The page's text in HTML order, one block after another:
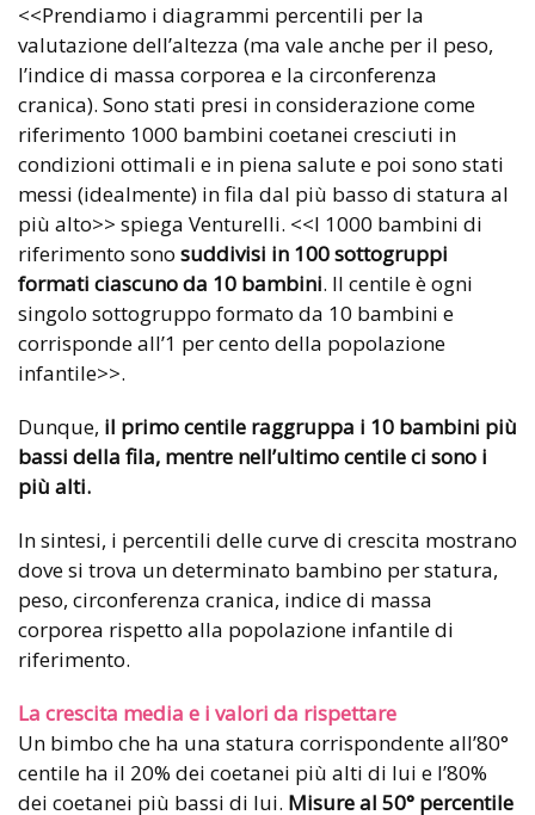
<<Prendiamo i diagrammi percentili per la
valutazione dell’altezza (ma vale anche per il peso,
l’indice di massa corporea e la circonferenza
cranica). Sono stati presi in considerazione come
riferimento 1000 bambini coetanei cresciuti in
condizioni ottimali e in piena salute e poi sono stati
messi (idealmente) in fila dal più basso di statura al
più alto>> spiega Venturelli. <<I 1000 bambini di
riferimento sono suddivisi in 100 sottogruppi
formati ciascuno da 10 bambini. Il centile è ogni
singolo sottogruppo formato da 10 bambini e
corrisponde all’1 per cento della popolazione
infantile>>.
Dunque, il primo centile raggruppa i 10 bambini più
bassi della fila, mentre nell’ultimo centile ci sono i
più alti.
In sintesi, i percentili delle curve di crescita mostrano
dove si trova un determinato bambino per statura,
peso, circonferenza cranica, indice di massa
corporea rispetto alla popolazione infantile di
riferimento.
La crescita media e i valori da rispettare
Un bimbo che ha una statura corrispondente all’80°
centile ha il 20% dei coetanei più alti di lui e l’80%
dei coetanei più bassi di lui. Misure al 50° percentile